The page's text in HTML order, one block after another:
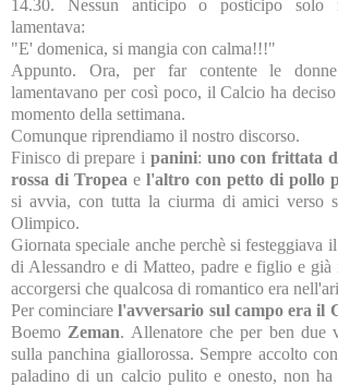
14.30. Nessun anticipo o posticipo solo
lamentava:
"E' domenica, si mangia con calma!!!"
Appunto. Ora, per far contente le
lamentavano per così poco, il Calcio ha
momento della settimana.
Comunque riprendiamo il nostro discorso.
Finisco di prepare i panini: uno con frittata
rossa di Tropea e l'altro con petto di pollo
si avvia, con tutta la ciurma di amici verso
Olimpico.
Giornata speciale anche perchè si festeggiava
di Alessandro e di Matteo, padre e figlio e già
accorgersi che qualcosa di romantico era
Per cominciare l'avversario sul campo era il
Boemo Zeman. Allenatore che per ben due
sulla panchina giallorossa. Sempre accolto
paladino di un calcio pulito e onesto, non ha